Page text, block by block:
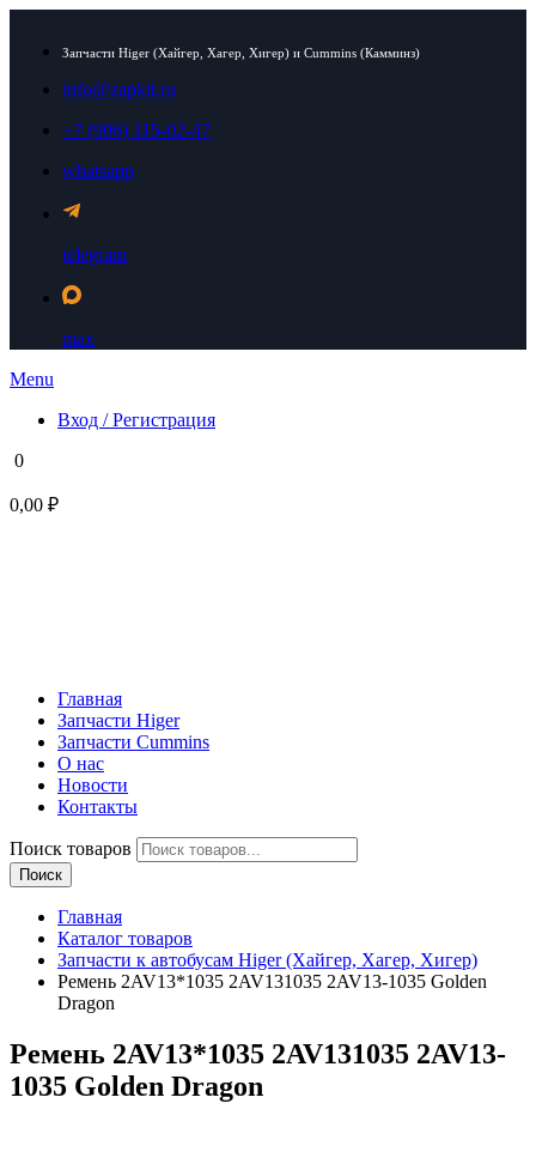
Запчасти Higer (Хайгер, Хагер, Хигер) и Cummins (Камминз)
info@zapkit.ru
+7 (906) 115-02-47
whatsapp
telegram
max
Menu
Вход / Регистрация
0
0,00 ₽
Главная
Запчасти Higer
Запчасти Cummins
О нас
Новости
Контакты
Поиск товаров
Поиск
Главная
Каталог товаров
Запчасти к автобусам Higer (Хайгер, Хагер, Хигер)
Ремень 2AV13*1035 2AV131035 2AV13-1035 Golden
Dragon
Ремень 2AV13*1035 2AV131035 2AV13-
1035 Golden Dragon